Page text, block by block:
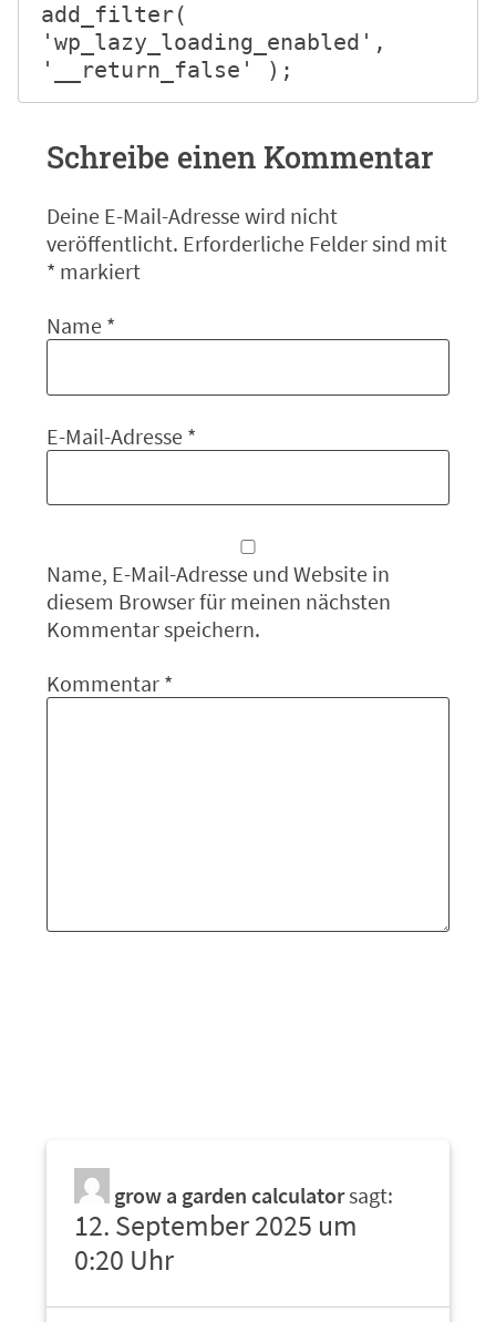
add_filter(
'wp_lazy_loading_enabled',
'__return_false' );
Schreibe einen Kommentar
Deine E-Mail-Adresse wird nicht
veröffentlicht. Erforderliche Felder sind mit
* markiert
Name *
E-Mail-Adresse *
Name, E-Mail-Adresse und Website in
diesem Browser für meinen nächsten
Kommentar speichern.
Kommentar *
grow a garden calculatorsagt:
12. September 2025 um
0:20 Uhr